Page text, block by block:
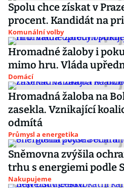
Spolu chce získat v
procent. Kandidát na
Komunální volby
Hromadné žaloby i
mimo hru. Vláda
Domácí
Hromadná žaloba na
zasekla. Vznikající
odmítá
Průmysl a energetika
Sněmovna zvýšila
trhu s energiemi podle
Nakupujeme